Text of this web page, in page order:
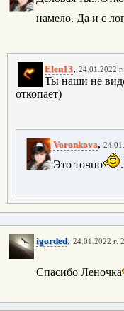
намело. Да и с
Elen13, 24.01.2022
Ты наши не
откопает)
Voronkova,
Это точно
igorded, 24.01.2022 г.
Спасибо Леночка